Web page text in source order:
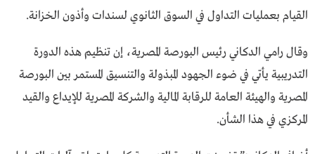
القيام بعمليات التداول في السوق الثانوي لسندات وأذون الخزانة.
وقال رامي الدكاني رئيس البورصة المصرية، إن تنظيم هذه الدورة
التدريبية يأتي في ضوء الجهود المبذولة والتنسيق المستمر بين البورصة
المصرية والهيئة العامة للرقابة المالية والشركة المصرية للإيداع والقيد
المركزي في هذا الشأن.